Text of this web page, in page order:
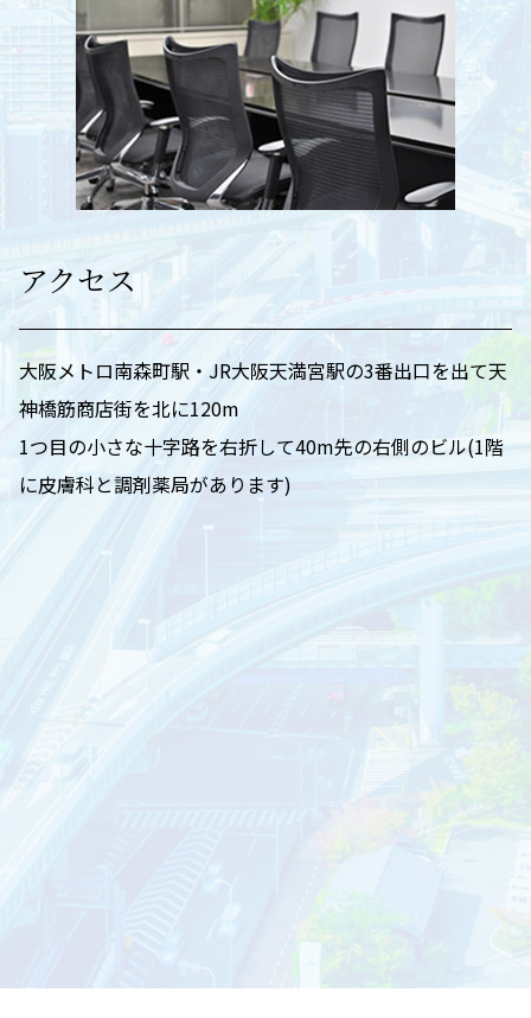
アクセス
大阪メトロ南森町駅・JR大阪天満宮駅の3番出口を出て天
神橋筋商店街を北に120m
1つ目の小さな十字路を右折して40m先の右側のビル(1階
に皮膚科と調剤薬局があります)